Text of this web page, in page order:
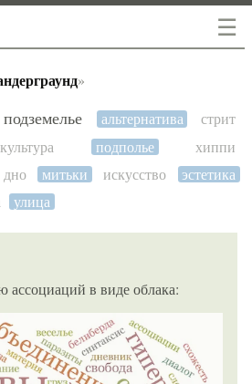
☰
»
подземелье альтернатива
стрит
подполье
хиппи
дно митьки искусство
эстетика
улица
ассоциаций в виде облака: